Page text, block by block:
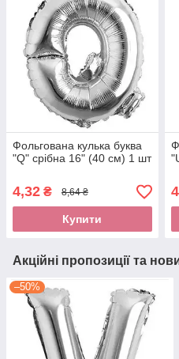
Фольгована кулька буква
"Q" срібна 16" (40 см) 1 шт
4,32 ₴ 8,64 ₴
Купити
Акційні пропозиції та
–50%